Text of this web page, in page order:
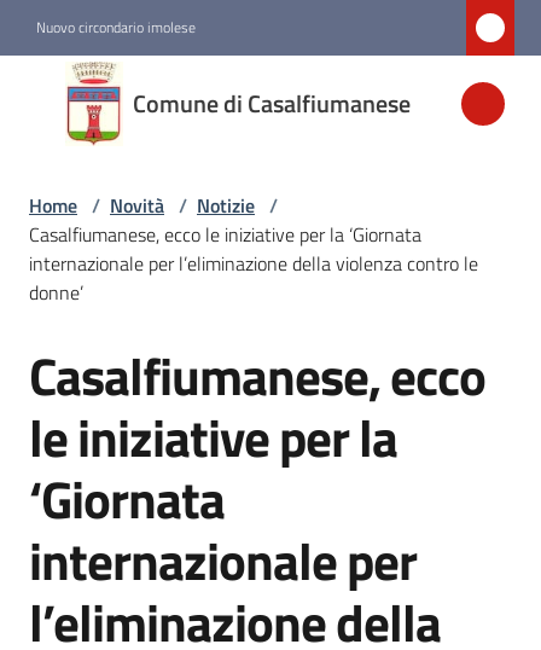
Nuovo circondario imolese
Comune di Casalfiumanese
Comune di
Casalfiumanese
Amministrazione
Novità
Servizi
Vivere
Casalfiumanese
5x1000
Home / Novità / Notizie /
Casalfiumanese, ecco le iniziative per la ‘Giornata
internazionale per l’eliminazione della violenza contro le
donne’
Salta al contenuto
Casalfiumanese, ecco
le iniziative per la
‘Giornata
internazionale per
l’eliminazione della